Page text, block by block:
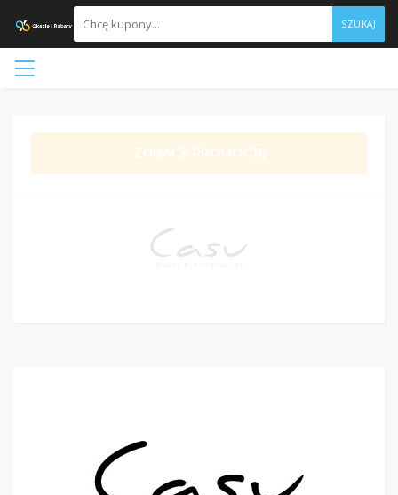
SZUKAJ
ZOBACZ PROMOCJĘ